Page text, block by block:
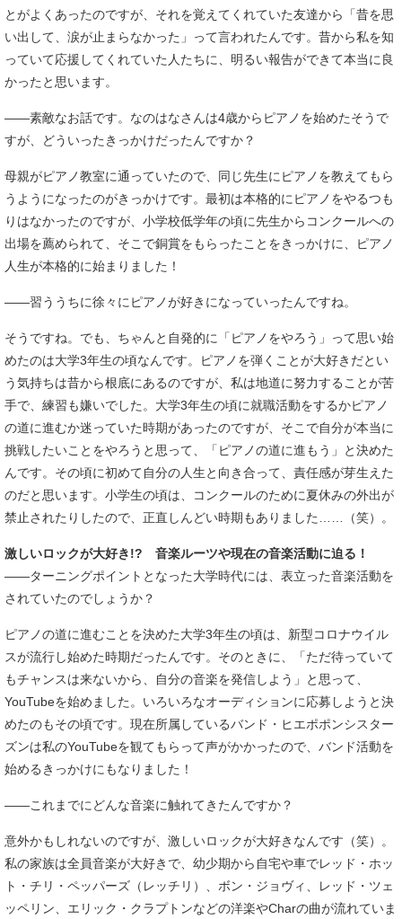
とがよくあったのですが、それを覚えてくれていた友達から「昔を思
い出して、涙が止まらなかった」って言われたんです。昔から私を知
っていて応援してくれていた人たちに、明るい報告ができて本当に良
かったと思います。
――素敵なお話です。なのはなさんは4歳からピアノを始めたそうで
すが、どういったきっかけだったんですか？
母親がピアノ教室に通っていたので、同じ先生にピアノを教えてもら
うようになったのがきっかけです。最初は本格的にピアノをやるつも
りはなかったのですが、小学校低学年の頃に先生からコンクールへの
出場を薦められて、そこで銅賞をもらったことをきっかけに、ピアノ
人生が本格的に始まりました！
――習ううちに徐々にピアノが好きになっていったんですね。
そうですね。でも、ちゃんと自発的に「ピアノをやろう」って思い始
めたのは大学3年生の頃なんです。ピアノを弾くことが大好きだとい
う気持ちは昔から根底にあるのですが、私は地道に努力することが苦
手で、練習も嫌いでした。大学3年生の頃に就職活動をするかピアノ
の道に進むか迷っていた時期があったのですが、そこで自分が本当に
挑戦したいことをやろうと思って、「ピアノの道に進もう」と決めた
んです。その頃に初めて自分の人生と向き合って、責任感が芽生えた
のだと思います。小学生の頃は、コンクールのために夏休みの外出が
禁止されたりしたので、正直しんどい時期もありました……（笑）。
激しいロックが大好き!? 音楽ルーツや現在の音楽活動に迫る！
――ターニングポイントとなった大学時代には、表立った音楽活動を
されていたのでしょうか？
ピアノの道に進むことを決めた大学3年生の頃は、新型コロナウイル
スが流行し始めた時期だったんです。そのときに、「ただ待っていて
もチャンスは来ないから、自分の音楽を発信しよう」と思って、
YouTubeを始めました。いろいろなオーディションに応募しようと決
めたのもその頃です。現在所属しているバンド・ヒエポポンシスター
ズンは私のYouTubeを観てもらって声がかかったので、バンド活動を
始めるきっかけにもなりました！
――これまでにどんな音楽に触れてきたんですか？
意外かもしれないのですが、激しいロックが大好きなんです（笑）。
私の家族は全員音楽が大好きで、幼少期から自宅や車でレッド・ホッ
ト・チリ・ペッパーズ（レッチリ）、ボン・ジョヴィ、レッド・ツェ
ッペリン、エリック・クラプトンなどの洋楽やCharの曲が流れていま